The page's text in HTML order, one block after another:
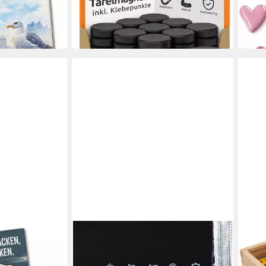
ab 8,99 €
in 2-3 Werktagen bei dir
15,99
-50%
in 5-
Kopp
Magnet Stein, Banksy Kunstdruck,
ab